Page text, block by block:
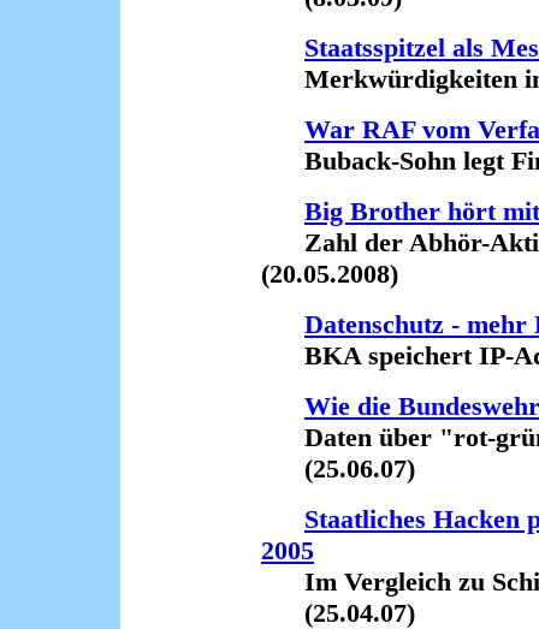
Staatsspitzel als
Merkwürdigkeiten
War RAF vom
Buback-Sohn legt
Big Brother hört mit
Zahl der Abhör-
(20.05.2008)
Datenschutz - mehr
BKA speichert IP-
Wie die
Daten über "rot-
(25.06.07)
Staatliches Hacken
2005
Im Vergleich zu
(25.04.07)